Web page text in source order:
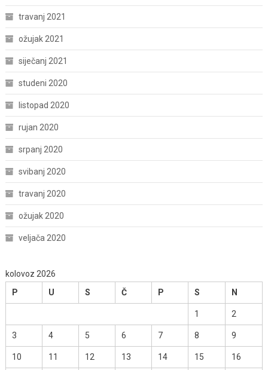
travanj 2021
ožujak 2021
siječanj 2021
studeni 2020
listopad 2020
rujan 2020
srpanj 2020
svibanj 2020
travanj 2020
ožujak 2020
veljača 2020
kolovoz 2026
P
U S Č P S N
1 2
3 4 5 6 7 8 9
10 11 12 13 14 15 16